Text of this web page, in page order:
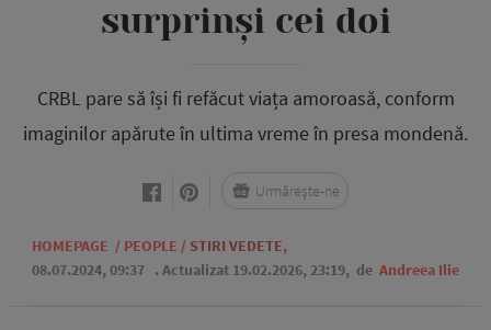
surprinși cei doi
CRBL pare să își fi refăcut viața amoroasă, conform
imaginilor apărute în ultima vreme în presa mondenă.
HOMEPAGE / PEOPLE / STIRI VEDETE,
08.07.2024, 09:37 . Actualizat 19.02.2026, 23:19, de Andreea Ilie
Urmărește-ne